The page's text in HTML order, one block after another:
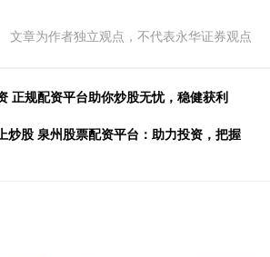
文章为作者独立观点，不代表永华证券观点
正规配资平台助你炒股无忧，稳健获利
炒股 泉州股票配资平台：助力投资，把握